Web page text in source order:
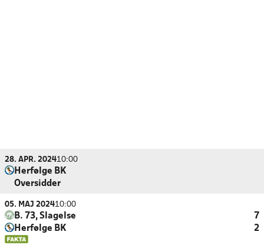
28. APR. 202410:00
Herfølge BK
Oversidder
05. MAJ 202410:00
B. 73, Slagelse
7
Herfølge BK
2